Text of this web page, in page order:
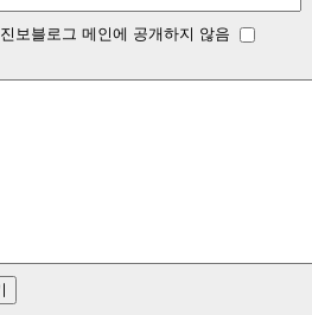
진보블로그 메인에 공개하지 않음